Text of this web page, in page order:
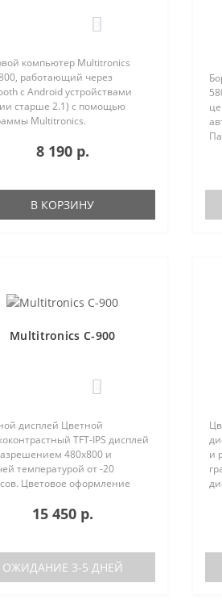
компьютер Multitronics
работающий через
с Android устройствами
старше 2.1) с помощью
Multitronics.
с диагностическими
Автономная работа..
8 190 р.
В КОРЗИНУ
Multitronics C-900
дисплей Цветной
TFT-IPS дисплей
480х800 и
температурой от -20
Цветовое оформление
индивидуально (по
15 450 р.
ОЖИДАНИЕ 3-5 ДНЕЙ
и